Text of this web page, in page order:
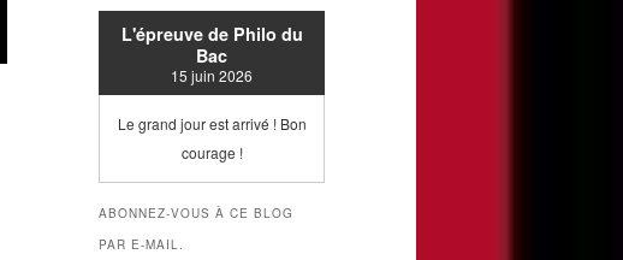
L'épreuve de Philo du
Bac
15 juin 2026
Le grand jour est arrivé ! Bon
courage !
ABONNEZ-VOUS À CE BLOG
PAR E-MAIL.